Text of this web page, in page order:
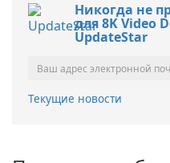
Никогда не
для 8K Video
UpdateStar
Текущие новости